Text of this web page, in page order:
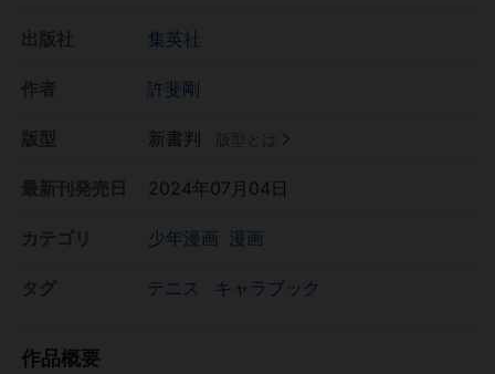
集英社
許斐剛
新書判
2024年07月04日
少年漫画 漫画
テニス キャラブック
作品概要